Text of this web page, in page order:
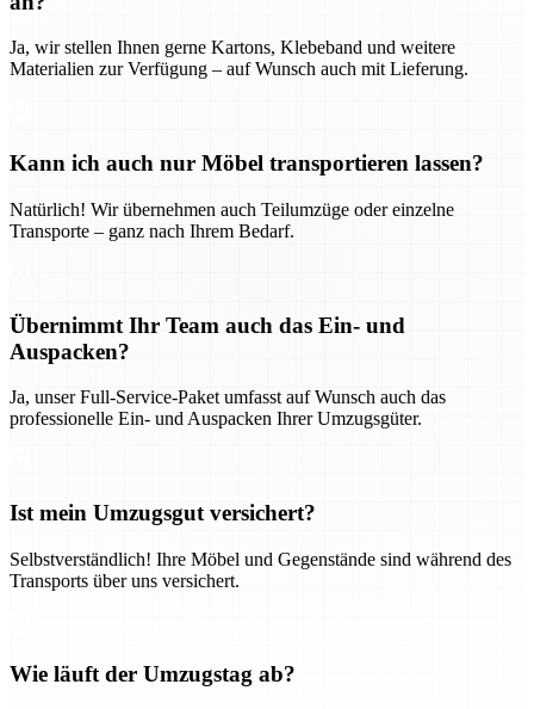
Ja, wir stellen Ihnen gerne Kartons, Klebeband und weitere
Materialien zur Verfügung – auf Wunsch auch mit Lieferung.
Kann ich auch nur Möbel transportieren lassen?
Natürlich! Wir übernehmen auch Teilumzüge oder einzelne
Transporte – ganz nach Ihrem Bedarf.
Übernimmt Ihr Team auch das Ein- und
Auspacken?
Ja, unser Full-Service-Paket umfasst auf Wunsch auch das
professionelle Ein- und Auspacken Ihrer Umzugsgüter.
Ist mein Umzugsgut versichert?
Selbstverständlich! Ihre Möbel und Gegenstände sind während des
Transports über uns versichert.
Wie läuft der Umzugstag ab?